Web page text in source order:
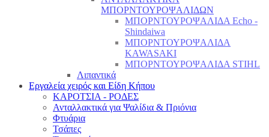
ΜΠΟΡΝΤΟΥΡΟΨΑΛΙΔΩΝ
ΜΠΟΡΝΤΟΥΡΟΨΑΛΙΔΑ Echo -
Shindaiwa
ΜΠΟΡΝΤΟΥΡΟΨΑΛΙΔΑ
KAWASAKI
ΜΠΟΡΝΤΟΥΡΟΨΑΛΙΔΑ STIHL
Λιπαντικά
Εργαλεία χειρός και Είδη Κήπου
ΚΑΡΟΤΣΙΑ - ΡΟΔΕΣ
Ανταλλακτικά για Ψαλίδια & Πριόνια
Φτυάρια
Τσάπες